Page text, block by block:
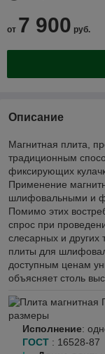
от 7 900 руб.
Описание
Магнитная плита,
традиционным
фиксирующих
Применение
шлифовальными и
Помимо этих
спрос при
слесарных и других
плиты для
доступным ценам
объясняет столь
Исполнение:
ГОСТ : 16528-87